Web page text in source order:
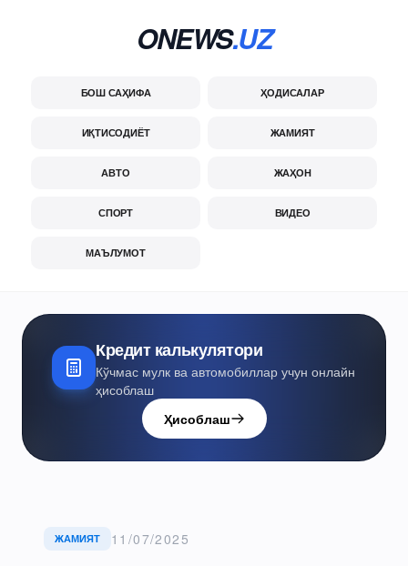
ONEWS.UZ
БОШ САҲИФА ҲОДИСАЛАР
ИҚТИСОДИЁТ ЖАМИЯТ
АВТО ЖАҲОН
СПОРТ ВИДЕО
МАЪЛУМОТ
Кредит калькулятори
Кўчмас мулк ва автомобиллар учун онлайн
ҳисоблаш
Ҳисоблаш
ЖАМИЯТ 11/07/2025